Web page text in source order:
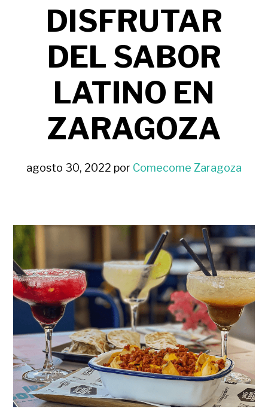
DISFRUTAR
DEL SABOR
LATINO EN
ZARAGOZA
agosto 30, 2022 por Comecome Zaragoza